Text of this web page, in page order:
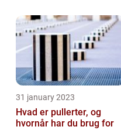
31 january 2023
Hvad er pullerter, og
hvornår har du brug for